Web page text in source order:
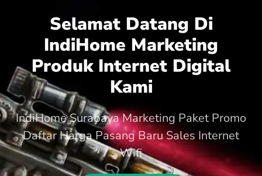
Selamat Datang Di
IndiHome Marketing
Produk Internet Digital
Kami
IndiHome Surabaya Marketing Paket Promo
Daftar Harga Pasang Baru Sales Internet
Wifi